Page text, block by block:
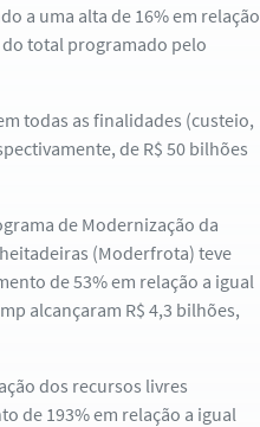
a uma alta de 16% em relação
total programado pelo
todas as finalidades (custeio,
de R$ 50 bilhões
de Modernização da
(Moderfrota) teve
de 53% em relação a igual
alcançaram R$ 4,3 bilhões,
dos recursos livres
de 193% em relação a igual